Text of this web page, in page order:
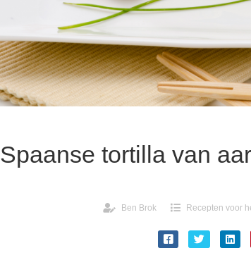
Spaanse tortilla van
Ben Brok Recepten voor